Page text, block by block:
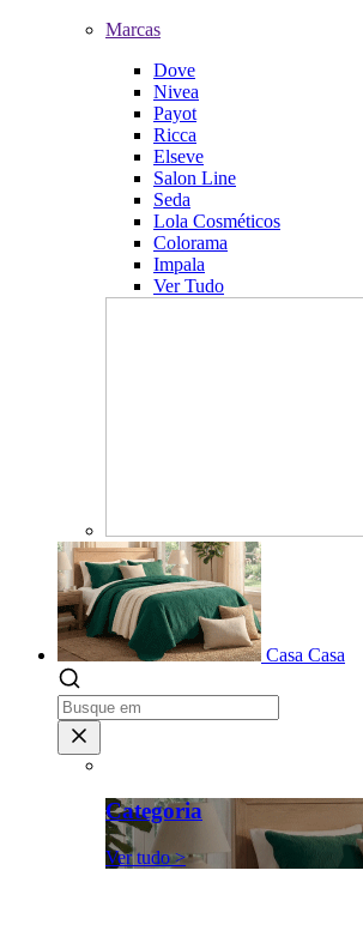
Marcas
Dove
Nivea
Payot
Ricca
Elseve
Salon Line
Seda
Lola Cosméticos
Colorama
Impala
Ver Tudo
Casa Casa
Categoria
Ver tudo >